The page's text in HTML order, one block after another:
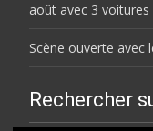
août avec 3 voitures
Scène ouverte avec
Rechercher